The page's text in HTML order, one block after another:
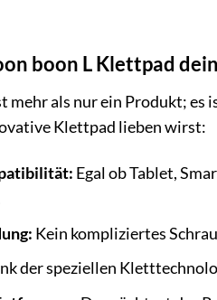
boon L Klettpad
mehr als nur ein Produkt;
Klettpad lieben wirst:
Egal ob Tablet,
Kein kompliziertes
der speziellen